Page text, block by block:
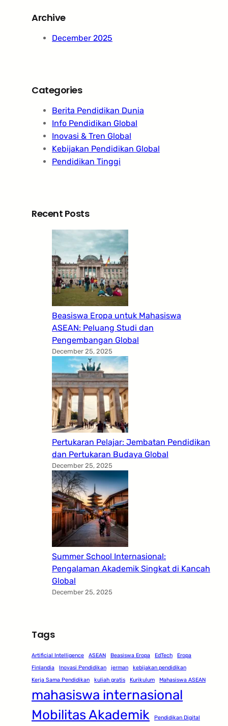
c
Archive
December 2025
Categories
Berita Pendidikan Dunia
Info Pendidikan Global
Inovasi & Tren Global
Kebijakan Pendidikan Global
Pendidikan Tinggi
Recent Posts
Beasiswa Eropa untuk Mahasiswa
ASEAN: Peluang Studi dan
Pengembangan Global
December 25, 2025
Pertukaran Pelajar: Jembatan Pendidikan
dan Pertukaran Budaya Global
December 25, 2025
Summer School Internasional:
Pengalaman Akademik Singkat di Kancah
Global
December 25, 2025
Tags
Artificial Intelligence ASEAN Beasiswa Eropa EdTech
Eropa
Finlandia
Inovasi Pendidikan jerman
kebijakan pendidikan
Kerja Sama Pendidikan
kuliah gratis Kurikulum Mahasiswa ASEAN
mahasiswa internasional
Mobilitas Akademik
Pendidikan Digital